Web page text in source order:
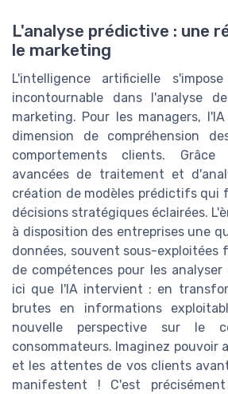
L'analyse prédictive : une
le marketing
L'intelligence artificielle
incontournable dans l'analyse
marketing. Pour les managers,
dimension de compréhension
comportements clients.
avancées de traitement et
création de modèles prédictifs qui
décisions stratégiques éclairées.
à disposition des entreprises une
données, souvent sous-exploitées
de compétences pour les analyser
ici que l'IA intervient : en
brutes en informations
nouvelle perspective sur le
consommateurs. Imaginez pouvoir
et les attentes de vos clients
manifestent ! C'est